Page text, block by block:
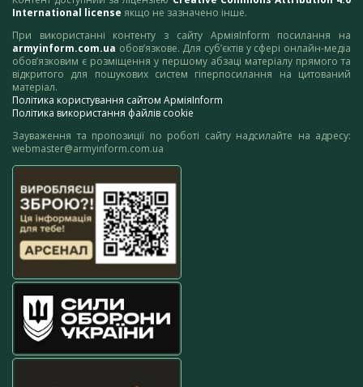
International license якщо не зазначено інше.
При використанні контенту з сайту АрміяInform посилання на
armyinform.com.ua обов’язкове. Для суб’єктів у сфері онлайн-медіа
обов’язковим є розміщення у першому абзаці матеріалу прямого та
відкритого для пошукових систем гіперпосилання на цитований
матеріал.
Політика користування сайтом АрміяInform
Політика використання файлів cookie
Зауваження та пропозиції по роботі сайту надсилайте на адресу:
webmaster@armyinform.com.ua